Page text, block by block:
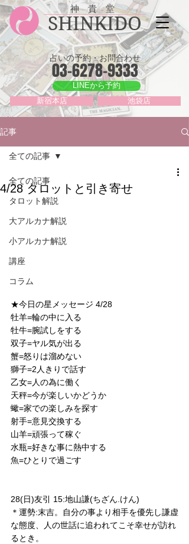
神 貴 堂
SHINKIDO
占いの予約・お問合わせ
03-6278-9333
LINEから予約
新宿本店 池袋店
記事
全ての記事
タロット解説
大アルカナ解説
小アルカナ解説
講座
コラム
全ての記事
4/28 タロットと引き寄せ
★今日の星メッセージ 4/28
牡羊=輪の中に入る
牡牛=腕試しをする
双子=ヤル気が出る
蟹=怒りは溜めない
獅子=2人きりで話す
乙女=人の為に働く
天秤=今が楽しいかどうか
蠍=家での楽しみを探す
射手=意見交換する
山羊=頑張って稼ぐ
水瓶=好きな事に熱中する
魚=ひとりで過ごす
28(日)友引 15:地山謙(ちざん.けん)
＊運勢:末吉。自分の事より相手を優先し謙虚
な態度、人の世話に追われてこそ幸せが訪れ
るとき。